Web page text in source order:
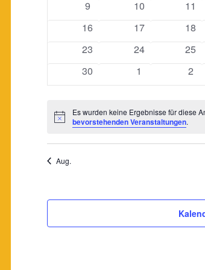
0
Veranstaltungen
9
0
Veranstaltungen
10
0
11
0
Veranstaltungen
16
0
Veranstaltungen
17
0
18
0
Veranstaltungen
23
0
Veranstaltungen
24
0
25
0
Veranstaltungen
30
0
1
0
2
Hinweis
Es wurden keine Ergebnisse für diese
bevorstehenden Veranstaltungen.
Aug.